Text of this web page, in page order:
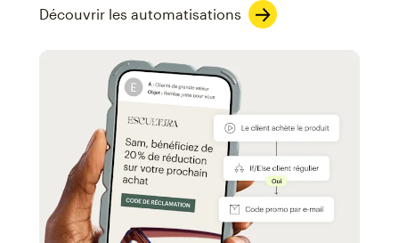
Découvrir les automatisations